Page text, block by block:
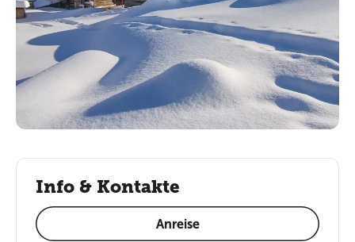
Info & Kontakte
Anreise